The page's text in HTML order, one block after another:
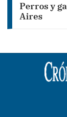
Perros y
Aires